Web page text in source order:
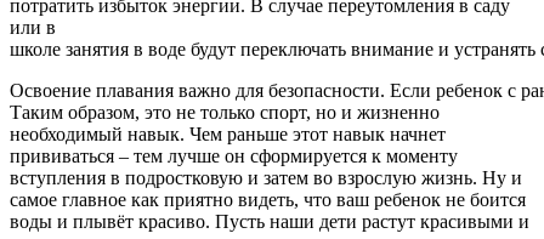
потратить избыток энергии. В случае переутомления в саду
или в
школе занятия в воде будут переключать внимание и
Освоение плавания важно для безопасности. Если ребенок с
Таким образом, это не только спорт, но и жизненно
необходимый навык. Чем раньше этот навык начнет
прививаться – тем лучше он сформируется к моменту
вступления в подростковую и затем во взрослую жизнь. Ну и
самое главное как приятно видеть, что ваш ребенок не боится
воды и плывёт красиво. Пусть наши дети растут красивыми и